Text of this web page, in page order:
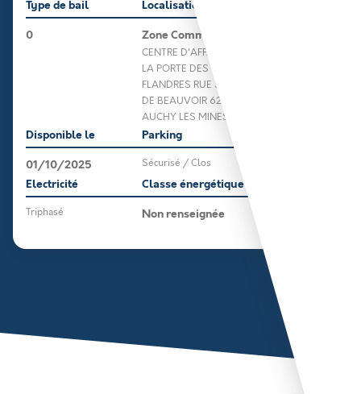
Type de bail
0
Localisation
Zone Commerciale
CENTRE D'AFFAIRES DE
LA PORTE DES
FLANDRES RUE SIMONE
DE BEAUVOIR 62138
AUCHY LES MINES
Disponible le
01/10/2025
Parking
Sécurisé / Clos
Electricité
Triphasé
Classe énergétique
Non renseignée